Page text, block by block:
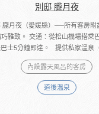
別邸 朧月夜
朧月夜（愛媛縣）──所有客房附
雅致。 交通：從松山機場搭乘
士5分鐘即達。 提供私家溫泉
內設露天風呂的客房
道後溫泉